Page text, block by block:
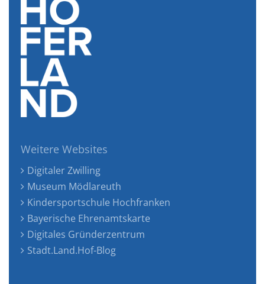
Weitere Websites
Digitaler Zwilling
Museum Mödlareuth
Kindersportschule Hochfranken
Bayerische Ehrenamtskarte
Digitales Gründerzentrum
Stadt.Land.Hof-Blog